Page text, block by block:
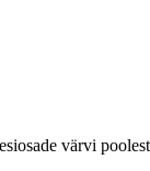
värvi